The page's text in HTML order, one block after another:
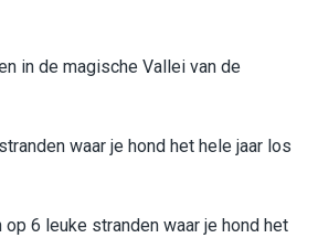
in de magische Vallei van de
waar je hond het hele jaar los
op 6 leuke stranden waar je hond het